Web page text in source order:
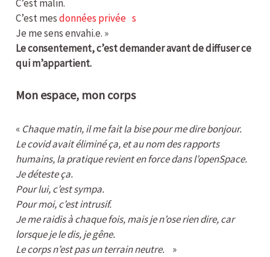
C’est malin.
C’est mesdonnées privée s
Je me sens envahi.e. »
Le consentement, c’est demander avant de diffuser ce
qui m’appartient.
Mon espace, mon corps
« Chaque matin, il me fait la bise pour me dire bonjour.
Le covid avait éliminé ça, et au nom des rapports
humains, la pratique revient en force dans l’openSpace.
Je déteste ça.
Pour lui, c’est sympa.
Pour moi, c’est intrusif.
Je me raidis à chaque fois, mais je n’ose rien dire, car
lorsque je le dis, je gêne.
Le corps n’est pas un terrain neutre.
»